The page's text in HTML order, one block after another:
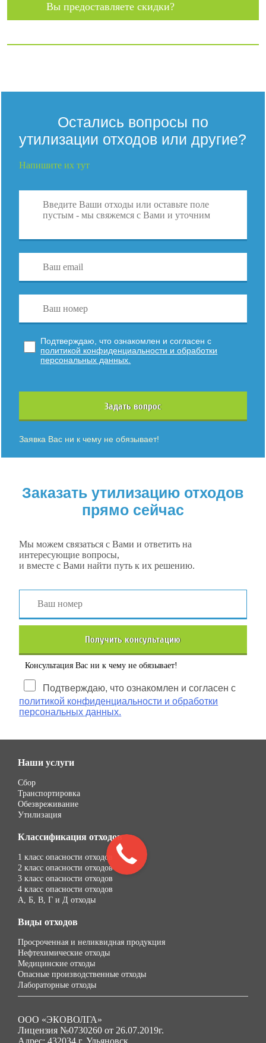
Вы предоставляете скидки?
Остались вопросы по
утилизации отходов или другие?
Напишите их тут
Подтверждаю, что ознакомлен и согласен с
политикой конфиденциальности и обработки
персональных данных.
Задать вопрос
Заявка Вас ни к чему не обязывает!
Заказать утилизацию отходов
прямо сейчас
Мы можем связаться с Вами и ответить на
интересующие вопросы,
и вместе с Вами найти путь к их решению.
Получить консультацию
Консультация Вас ни к чему не обязывает!
Подтверждаю, что ознакомлен и согласен с
политикой конфиденциальности и обработки
персональных данных.
Наши услуги
Сбор
Транспортировка
Обезвреживание
Утилизация
Классификация отходов
1 класс опасности отходов
2 класс опасности отходов
3 класс опасности отходов
4 класс опасности отходов
А, Б, В, Г и Д отходы
Виды отходов
Просроченная и неликвидная продукция
Нефтехимические отходы
Медицинские отходы
Опасные производственные отходы
Лабораторные отходы
ООО «ЭКОВОЛГА»
Лицензия №0730260 от 26.07.2019г.
Адрес: 432034 г. Ульяновск,